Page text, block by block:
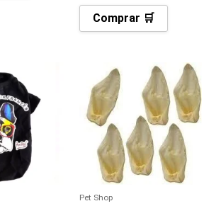
Comprar 🛒
Pet Shop